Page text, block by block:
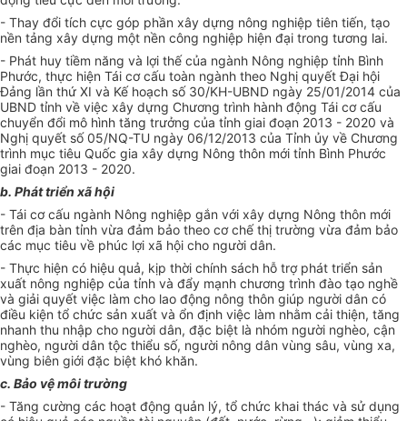
- Thay đổi tích cực góp phần xây dựng nông nghiệp tiên tiến, tạo
nền tảng xây dựng một nền công nghiệp hiện đại trong tương lai.
- Phát huy tiềm năng và lợi thế của ngành Nông nghiệp tỉnh Bình
Phước, thực hiện Tái cơ cấu toàn ngành theo Nghị quyết Đại hội
Đảng lần thứ XI và Kế hoạch số 30/KH-UBND ngày 25/01/2014 của
UBND tỉnh về việc xây dựng Chương trình hành động Tái cơ cấu
chuyển đổi mô hình tăng trưởng của tỉnh giai đoạn 2013 - 2020 và
Nghị quyết số 05/NQ-TU ngày 06/12/2013 của Tỉnh ủy về Chương
trình mục tiêu Quốc gia xây dựng Nông thôn mới tỉnh Bình Phước
giai đoạn 2013 - 2020.
b. Phát triển xã hội
- Tái cơ cấu ngành Nông nghiệp gắn với xây dựng Nông thôn mới
trên địa bàn tỉnh vừa đảm bảo theo cơ chế thị trường vừa đảm bảo
các mục tiêu về phúc lợi xã hội cho người dân.
- Thực hiện có hiệu quả, kịp thời chính sách hỗ trợ phát triển sản
xuất nông nghiệp của tỉnh và đẩy mạnh chương trình đào tạo nghề
và giải quyết việc làm cho lao động nông thôn giúp người dân có
điều kiện tổ chức sản xuất và ổn định việc làm nhằm cải thiện, tăng
nhanh thu nhập cho người dân, đặc biệt là nhóm người nghèo, cận
nghèo, người dân tộc thiểu số, người nông dân vùng sâu, vùng xa,
vùng biên giới đặc biệt khó khăn.
c. Bảo vệ môi trường
- Tăng cường các hoạt động quản lý, tổ chức khai thác và sử dụng